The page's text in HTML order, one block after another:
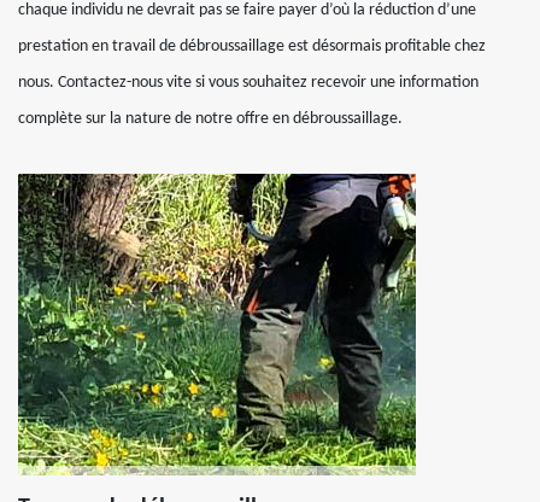
chaque individu ne devrait pas se faire payer d’où la réduction d’une
prestation en travail de débroussaillage est désormais profitable chez
nous. Contactez-nous vite si vous souhaitez recevoir une information
complète sur la nature de notre offre en débroussaillage.